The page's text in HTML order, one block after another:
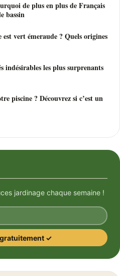
de plus en plus de Français
bassin
? Quels origines
indésirables les plus surprenants
piscine ? Découvrez si c’est un
jardinage chaque semaine !
✓